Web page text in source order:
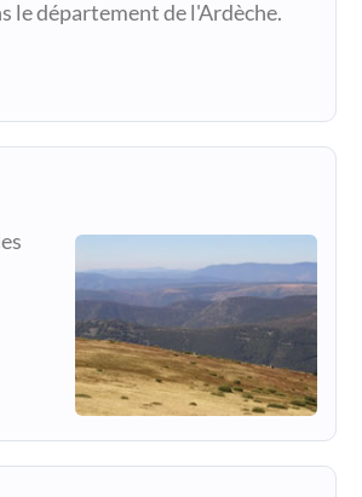
le département de l'Ardèche.